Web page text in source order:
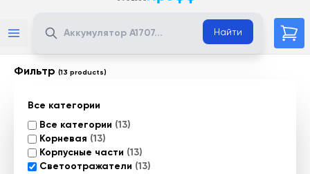
Найти
Фильтр (13 products)
Все категории
Все категории (13)
Корневая (13)
Корпусные части (13)
Светоотражатели (13)